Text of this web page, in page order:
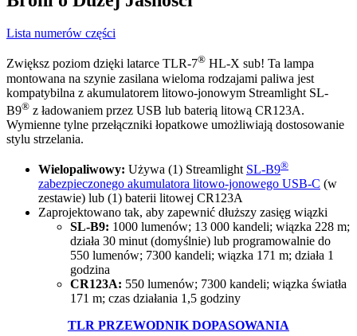
Lista numerów części
Zwiększ poziom dzięki latarce TLR-7® HL-X sub! Ta lampa
montowana na szynie zasilana wieloma rodzajami paliwa jest
kompatybilna z akumulatorem litowo-jonowym Streamlight SL-
B9® z ładowaniem przez USB lub baterią litową CR123A.
Wymienne tylne przełączniki łopatkowe umożliwiają dostosowanie
stylu strzelania.
Wielopaliwowy: Używa (1) Streamlight SL-B9®
zabezpieczonego akumulatora litowo-jonowego USB-C (w
zestawie) lub (1) baterii litowej CR123A
Zaprojektowano tak, aby zapewnić dłuższy zasięg wiązki
SL-B9: 1000 lumenów; 13 000 kandeli; wiązka 228 m;
działa 30 minut (domyślnie) lub programowalnie do
550 lumenów; 7300 kandeli; wiązka 171 m; działa 1
godzina
CR123A: 550 lumenów; 7300 kandeli; wiązka światła
171 m; czas działania 1,5 godziny
TLR PRZEWODNIK DOPASOWANIA